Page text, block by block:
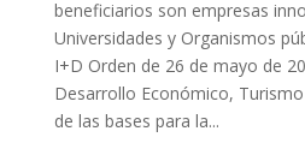
beneficiarios son empresas
Universidades y Organismos
I+D Orden de 26 de mayo de
Desarrollo Económico,
de las bases para la...